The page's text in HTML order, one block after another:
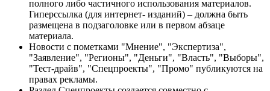
полного либо частичного использования материалов.
Гиперссылка (для интернет- изданий) – должна быть
размещена в подзаголовке или в первом абзаце
материала.
Новости с пометками "Мнение", "Экспертиза",
"Заявление", "Регионы", "Деньги", "Власть", "Выборы",
"Тест-драйв", "Спецпроекты", "Промо" публикуются на
правах рекламы.